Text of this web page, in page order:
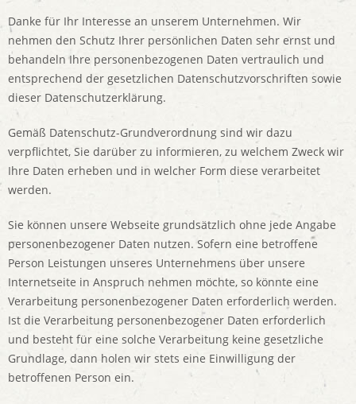
Danke für Ihr Interesse an unserem Unternehmen. Wir
nehmen den Schutz Ihrer persönlichen Daten sehr ernst und
behandeln Ihre personenbezogenen Daten vertraulich und
entsprechend der gesetzlichen Datenschutzvorschriften sowie
dieser Datenschutzerklärung.
Gemäß Datenschutz-Grundverordnung sind wir dazu
verpflichtet, Sie darüber zu informieren, zu welchem Zweck wir
Ihre Daten erheben und in welcher Form diese verarbeitet
werden.
Sie können unsere Webseite grundsätzlich ohne jede Angabe
personenbezogener Daten nutzen. Sofern eine betroffene
Person Leistungen unseres Unternehmens über unsere
Internetseite in Anspruch nehmen möchte, so könnte eine
Verarbeitung personenbezogener Daten erforderlich werden.
Ist die Verarbeitung personenbezogener Daten erforderlich
und besteht für eine solche Verarbeitung keine gesetzliche
Grundlage, dann holen wir stets eine Einwilligung der
betroffenen Person ein.